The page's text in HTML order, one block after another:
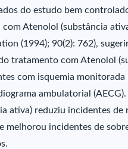
do estudo bem
com Atenolol (substância
(1994); 90(2): 762),
tratamento com Atenolol
com isquemia monitorada
ambulatorial
ativa) reduziu incidentes de
melhorou incidentes de